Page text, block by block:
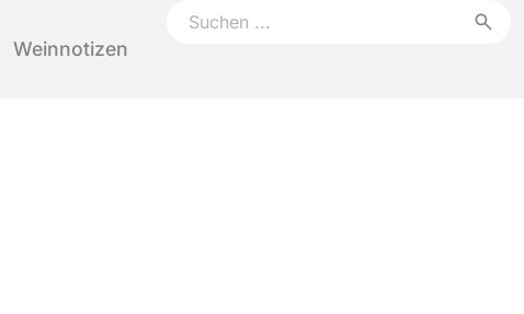
Weinnotizen